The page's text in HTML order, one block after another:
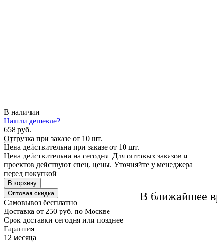
В наличии
Нашли дешевле?
В ближайшее
658 руб.
Отгрузка при заказе от 10 шт.
Цена действительна при заказе от 10 шт.
Цена действительна на сегодня. Для оптовых заказов и
проектов действуют спец. цены. Уточняйте у менеджера
перед покупкой
В корзину
Оптовая скидка
Самовывоз бесплатно
Доставка от 250 руб. по Москве
Cрок доставки сегодня или позднее
Гарантия
12 месяца